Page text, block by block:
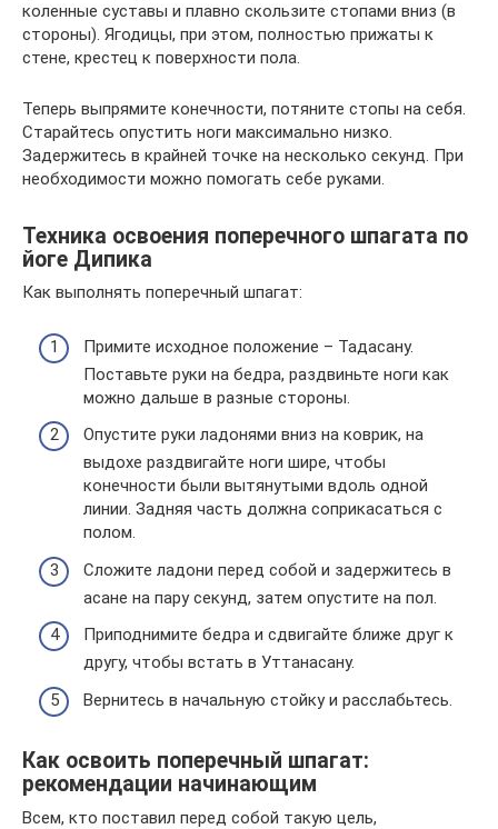
коленные суставы и плавно скользите стопами вниз (в
стороны). Ягодицы, при этом, полностью прижаты к
стене, крестец к поверхности пола.
Теперь выпрямите конечности, потяните стопы на себя.
Старайтесь опустить ноги максимально низко.
Задержитесь в крайней точке на несколько секунд. При
необходимости можно помогать себе руками.
Техника освоения поперечного шпагата по
йоге Дипика
Как выполнять поперечный шпагат:
Примите исходное положение – Тадасану.
Поставьте руки на бедра, раздвиньте ноги как
можно дальше в разные стороны.
Опустите руки ладонями вниз на коврик, на
выдохе раздвигайте ноги шире, чтобы
конечности были вытянутыми вдоль одной
линии. Задняя часть должна соприкасаться с
полом.
Сложите ладони перед собой и задержитесь в
асане на пару секунд, затем опустите на пол.
Приподнимите бедра и сдвигайте ближе друг к
другу, чтобы встать в Уттанасану.
Вернитесь в начальную стойку и расслабьтесь.
Как освоить поперечный шпагат:
рекомендации начинающим
Всем, кто поставил перед собой такую цель,